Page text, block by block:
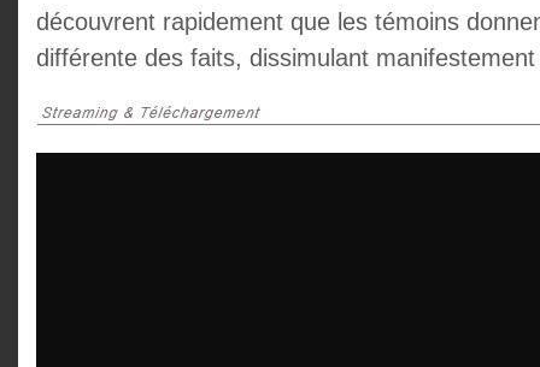
découvrent rapidement que les témoins
différente des faits, dissimulant